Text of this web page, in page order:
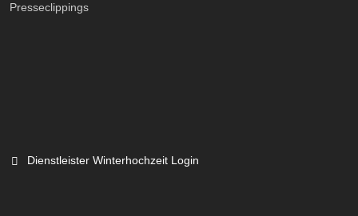
Presseclippings
Dienstleister Winterhochzeit Login